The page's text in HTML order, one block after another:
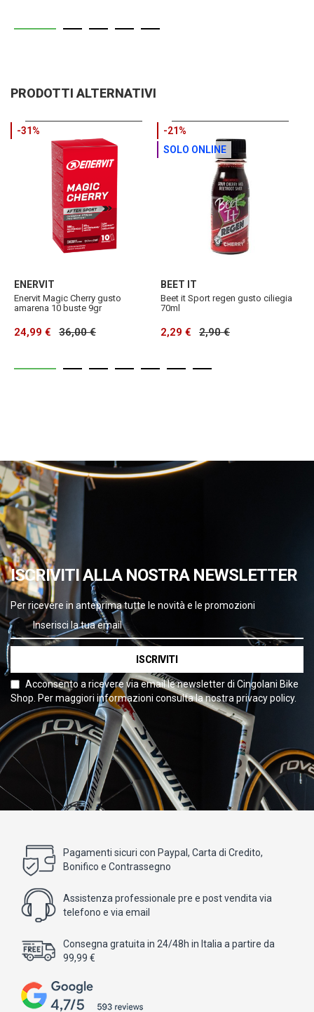
PRODOTTI ALTERNATIVI
-31%
ENERVIT
Enervit Magic Cherry gusto
amarena 10 buste 9gr
24,99 € 36,00 €
-21%
SOLO ONLINE
BEET IT
Beet it Sport regen gusto ciliegia
70ml
2,29 € 2,90 €
ISCRIVITI ALLA NOSTRA NEWSLETTER
Per ricevere in anteprima tutte le novità e le promozioni
ISCRIVITI
Acconsento a ricevere via email le newsletter di Cingolani Bike
Shop. Per maggiori informazioni consulta la nostra privacy policy.
Pagamenti sicuri con Paypal, Carta di Credito,
Bonifico e Contrassegno
Assistenza professionale pre e post vendita via
telefono e via email
Consegna gratuita in 24/48h in Italia a partire da
99,99 €